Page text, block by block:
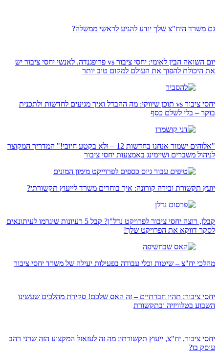
גם משרד היח"צ שלך יודע להגיע לראשי ממשלה?
יום השואה הבין לאומי: יחסי ציבור vs פרופגנדה. לאנשי יחסי ציבור יש
את היכולת להפוך את העולם למקום טוב יותר
יחסי ציבור vs תוכן שיווקי: מה ההבדל ואיך מגיעים לחדשות ולתכנית
בוקר – בלי לשלם כסף
"אלוהים ישמור אנחנו בחדשות 12 – ולא בקטע חיובי!" המדריך המקוצר
לניהול משברים ושיימינג באמצעות יחסי ציבור
יועץ תקשורת ובירה קורונה: איך בוחרים משרד לייעוץ תקשורתי?
קבלן, רוצה יחסי ציבור לפרויקט נדל"ן? קבל 5 רעיונות שיגרמו לעיתונאים
לסקר דווקא את הפרויקט שלך!
מהלכי יח"צ – שיטות וכלי עבודה בפעילות יעילה של משרד יחסי ציבור
יחסי ציבור: תהיו חברתיים – זה האס שלכם! סקירת מהלכים שעשינו
השבוע בטלוויזיה ובתקשורת
יחסי ציבור, יח"צ, ייעוץ תקשורתי: מה זה לעזאזל המקצוע הזה שרני רהב
עוסק בו?